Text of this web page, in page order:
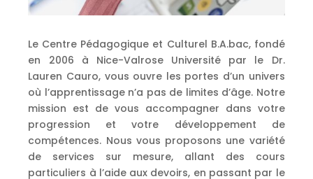
Le Centre Pédagogique et Culturel B.A.bac, fondé
en 2006 à Nice-Valrose Université par le Dr.
Lauren Cauro, vous ouvre les portes d’un univers
où l’apprentissage n’a pas de limites d’âge. Notre
mission est de vous accompagner dans votre
progression et votre développement de
compétences. Nous vous proposons une variété
de services sur mesure, allant des cours
particuliers à l’aide aux devoirs, en passant par le